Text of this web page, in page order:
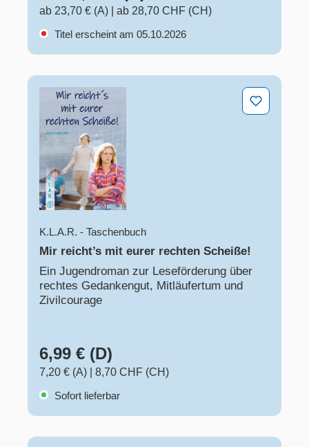
ab 23,70 € (A)
ab 28,70 CHF (CH)
Titel erscheint am 05.10.2026
Mir reicht’s mit eurer rechten Scheiße!
K.L.A.R. - Taschenbuch
Mir reicht’s mit eurer rechten Scheiße!
Ein Jugendroman zur Leseförderung über
rechtes Gedankengut, Mitläufertum und
Zivilcourage
6,99 € (D)
7,20 € (A)
8,70 CHF (CH)
Sofort lieferbar